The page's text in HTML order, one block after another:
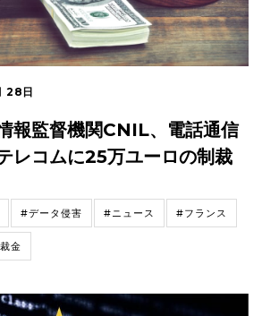
28日
報監督機関CNIL、電話通信
レコムに25万ユーロの制裁
#データ侵害 #ニュース #フランス
金